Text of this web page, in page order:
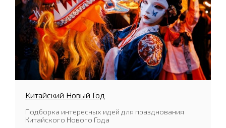
Китайский Новый Год
Подборка интересных идей для празднования
Китайского Нового Года